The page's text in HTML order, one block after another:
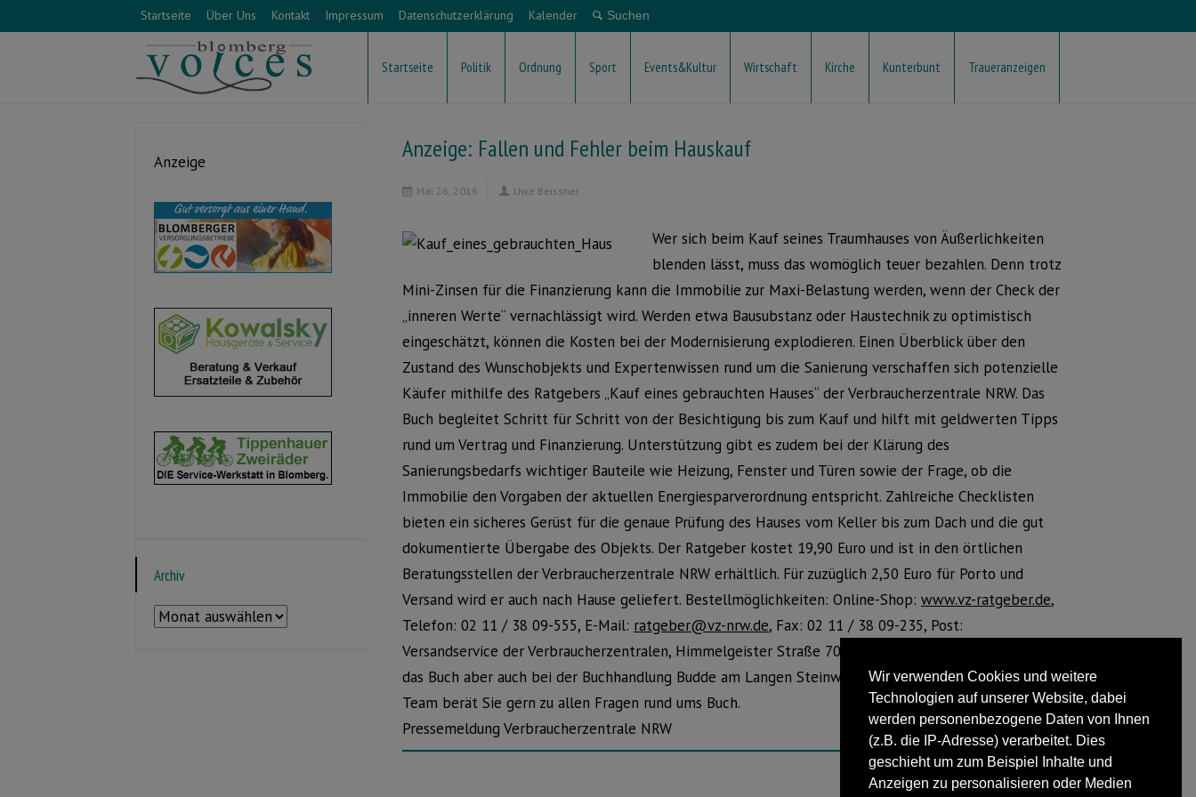
Wir verwenden Cookies und weitere
Technologien auf unserer Website, dabei
werden personenbezogene Daten von Ihnen
(z.B. die IP-Adresse) verarbeitet. Dies
geschieht um zum Beispiel Inhalte und
Anzeigen zu personalisieren oder Medien
Startseite Über Uns Kontakt Impressum Datenschutzerklärung Kalender
Startseite Politik Ordnung Sport Events&Kultur Wirtschaft Kirche Kunterbunt Traueranzeigen
Anzeige: Fallen und Fehler beim Hauskauf
Mai 26, 2016 Uwe Beissner
Wer sich beim Kauf seines Traumhauses von Äußerlichkeiten
blenden lässt, muss das womöglich teuer bezahlen. Denn trotz
Mini-Zinsen für die Finanzierung kann die Immobilie zur Maxi-Belastung werden, wenn der Check der
„inneren Werte“ vernachlässigt wird. Werden etwa Bausubstanz oder Haustechnik zu optimistisch
eingeschätzt, können die Kosten bei der Modernisierung explodieren. Einen Überblick über den
Zustand des Wunschobjekts und Expertenwissen rund um die Sanierung verschaffen sich potenzielle
Käufer mithilfe des Ratgebers „Kauf eines gebrauchten Hauses“ der Verbraucherzentrale NRW. Das
Buch begleitet Schritt für Schritt von der Besichtigung bis zum Kauf und hilft mit geldwerten Tipps
rund um Vertrag und Finanzierung. Unterstützung gibt es zudem bei der Klärung des
Sanierungsbedarfs wichtiger Bauteile wie Heizung, Fenster und Türen sowie der Frage, ob die
Immobilie den Vorgaben der aktuellen Energiesparverordnung entspricht. Zahlreiche Checklisten
bieten ein sicheres Gerüst für die genaue Prüfung des Hauses vom Keller bis zum Dach und die gut
dokumentierte Übergabe des Objekts. Der Ratgeber kostet 19,90 Euro und ist in den örtlichen
Beratungsstellen der Verbraucherzentrale NRW erhältlich. Für zuzüglich 2,50 Euro für Porto und
Versand wird er auch nach Hause geliefert. Bestellmöglichkeiten: Online-Shop: www.vz-ratgeber.de,
Telefon: 02 11 / 38 09-555, E-Mail: ratgeber@vz-nrw.de, Fax: 02 11 / 38 09-235, Post:
Versandservice der Verbraucherzentralen, Himmelgeister Straße 70, 40225 Düsseldorf.Sie können
das Buch aber auch bei der Buchhandlung Budde am Langen Steinweg bestellen. Das kompetente
Team berät Sie gern zu allen Fragen rund ums Buch.
Pressemeldung Verbraucherzentrale NRW
Anzeige
Archiv
Archiv